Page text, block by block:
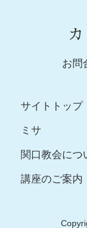
お問
サイトトップ
ミサ
関口教会につ
講座のご案内